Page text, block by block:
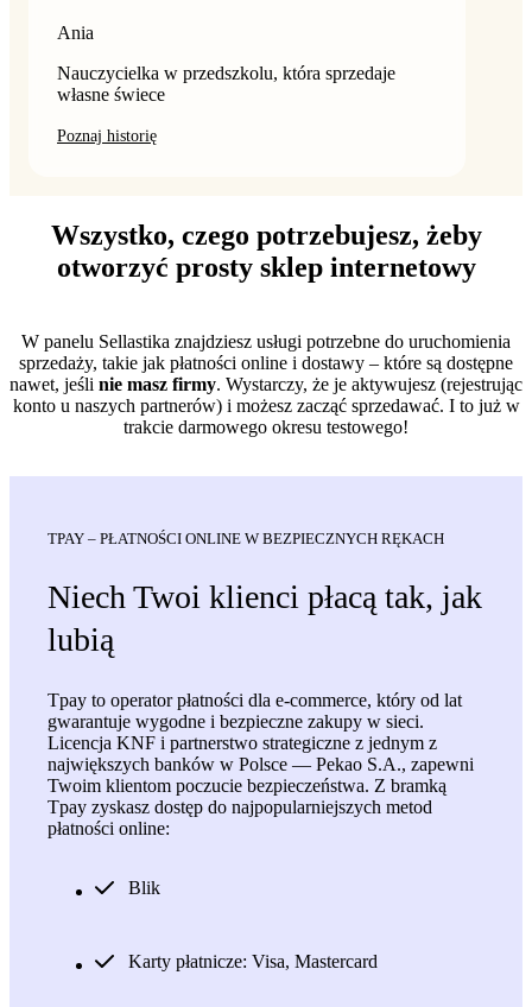
Ania
Nauczycielka w przedszkolu, która sprzedaje
własne świece
Poznaj historię
Wszystko, czego potrzebujesz, żeby
otworzyć prosty sklep internetowy
W panelu Sellastika znajdziesz usługi potrzebne do uruchomienia
sprzedaży, takie jak płatności online i dostawy – które są dostępne
nawet, jeśli nie masz firmy. Wystarczy, że je aktywujesz (rejestrując
konto u naszych partnerów) i możesz zacząć sprzedawać. I to już w
trakcie darmowego okresu testowego!
TPAY – PŁATNOŚCI ONLINE W BEZPIECZNYCH RĘKACH
Niech Twoi klienci płacą tak, jak
lubią
Tpay to operator płatności dla e-commerce, który od lat
gwarantuje wygodne i bezpieczne zakupy w sieci.
Licencja KNF i partnerstwo strategiczne z jednym z
największych banków w Polsce — Pekao S.A., zapewni
Twoim klientom poczucie bezpieczeństwa. Z bramką
Tpay zyskasz dostęp do najpopularniejszych metod
płatności online:
Blik
Karty płatnicze: Visa, Mastercard